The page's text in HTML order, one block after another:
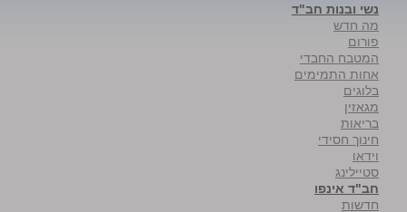
נשי ובנות חב"ד
מה חדש
פורום
המטבח החבדי
אחות התמימים
בלוגים
מגאזין
בריאות
חינוך חסידי
וידאו
סטיילינג
חב"ד אינפו
חדשות